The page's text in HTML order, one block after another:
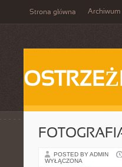
Strona główna Archiwum
POSTED BY ADMIN
WYŁĄCZONA